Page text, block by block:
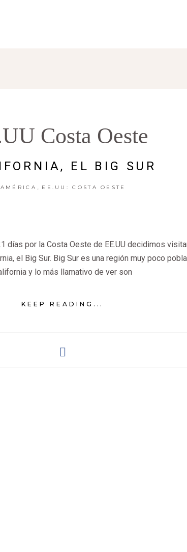
Costa Oeste
EL BIG SUR
AMÉRICA EE.UU: COSTA OESTE
días por la Costa Oeste de EE.UU decidimos
el Big Sur. Big Sur es una región muy poco
y lo más llamativo de ver son
KEEP READING...